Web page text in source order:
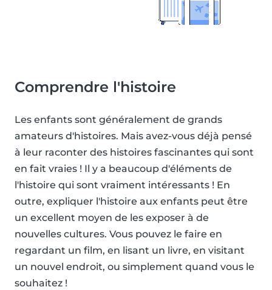
Comprendre l'histoire
Les enfants sont généralement de grands
amateurs d'histoires. Mais avez-vous déjà pensé
à leur raconter des histoires fascinantes qui sont
en fait vraies ! Il y a beaucoup d'éléments de
l'histoire qui sont vraiment intéressants ! En
outre, expliquer l'histoire aux enfants peut être
un excellent moyen de les exposer à de
nouvelles cultures. Vous pouvez le faire en
regardant un film, en lisant un livre, en visitant
un nouvel endroit, ou simplement quand vous le
souhaitez !